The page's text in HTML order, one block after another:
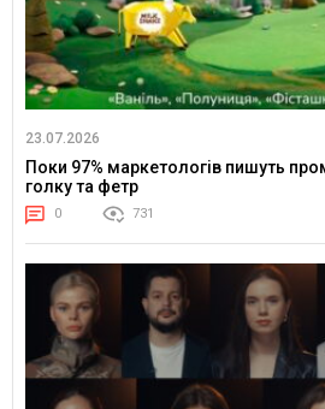
23.07.2026
Поки 97% маркетологів пишуть
голку та фетр
0 731